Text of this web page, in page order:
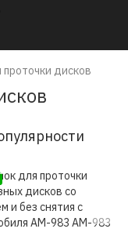
дисков